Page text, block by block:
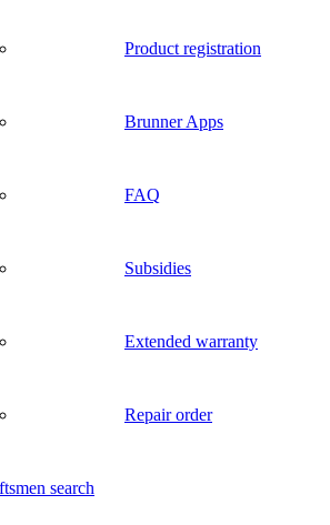
Product registration
Brunner Apps
FAQ
Subsidies
Extended warranty
Repair order
search